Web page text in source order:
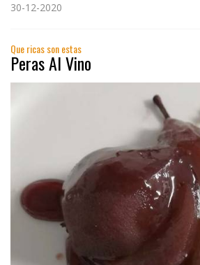
30-12-2020
Que ricas son estas
Peras Al Vino